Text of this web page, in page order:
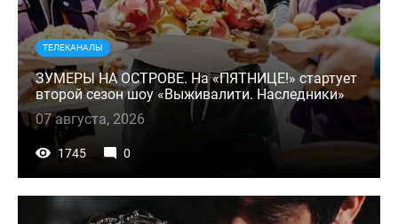
ТЕЛЕКАНАЛЫ
ЗУМЕРЫ НА ОСТРОВЕ. На «ПЯТНИЦЕ!» стартует
второй сезон шоу «Выживалити. Наследники»
07 августа, 2026
1745 0